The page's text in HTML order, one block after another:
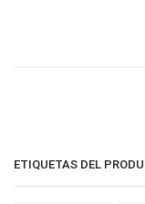
ETIQUETAS DEL